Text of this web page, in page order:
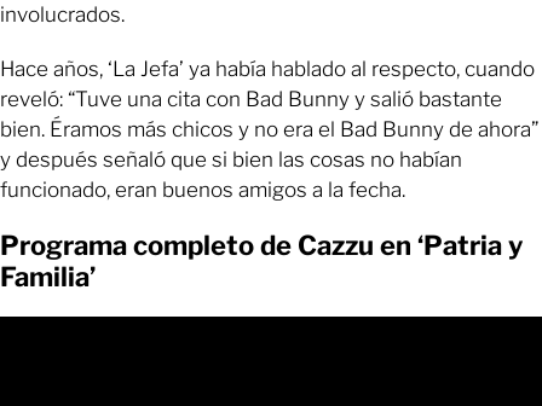
involucrados.
Hace años, ‘La Jefa’ ya había hablado al respecto, cuando
reveló: “Tuve una cita con Bad Bunny y salió bastante
bien. Éramos más chicos y no era el Bad Bunny de ahora”
y después señaló que si bien las cosas no habían
funcionado, eran buenos amigos a la fecha.
Programa completo de Cazzu en ‘Patria y
Familia’